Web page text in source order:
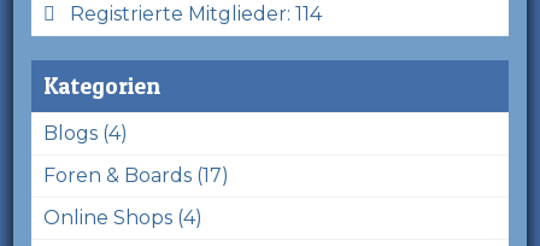
Registrierte Mitglieder: 114
Kategorien
Blogs (4)
Foren & Boards (17)
Online Shops (4)